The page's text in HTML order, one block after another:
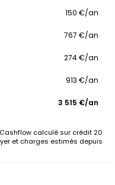
150 €/an
767 €/an
274 €/an
913 €/an
3 515 €/an
calculé sur crédit 20
et charges estimés depuis